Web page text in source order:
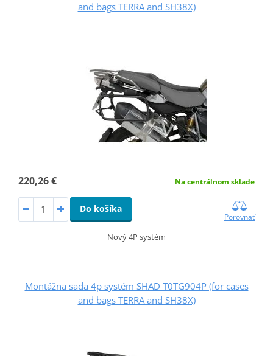
and bags TERRA and SH38X)
220,26 € Na centrálnom sklade
Do košíka
Porovnať
Nový 4P systém
Montážna sada 4p systém SHAD T0TG904P (for cases
and bags TERRA and SH38X)